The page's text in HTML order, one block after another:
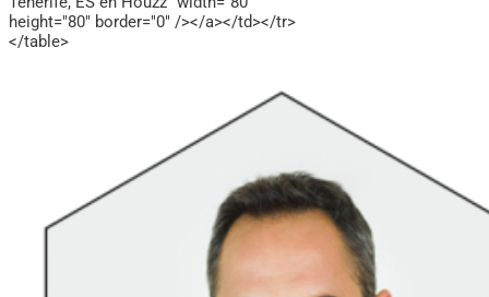
height="80" border="0" /></a></td></tr>
</table>